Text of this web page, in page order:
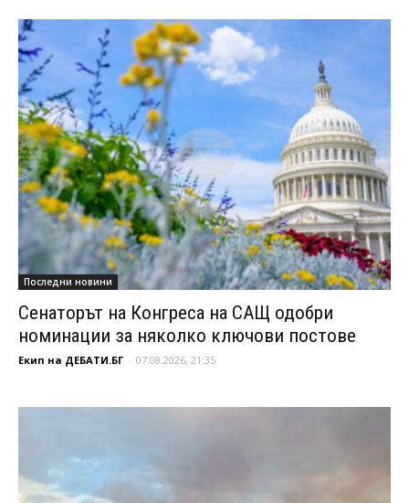
Последни новини
Сенаторът на Конгреса на САЩ одобри
номинации за няколко ключови постове
Екип на ДЕБАТИ.БГ - 07.08.2026, 21:35